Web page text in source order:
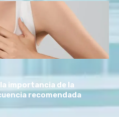
importancia de la
recomendada